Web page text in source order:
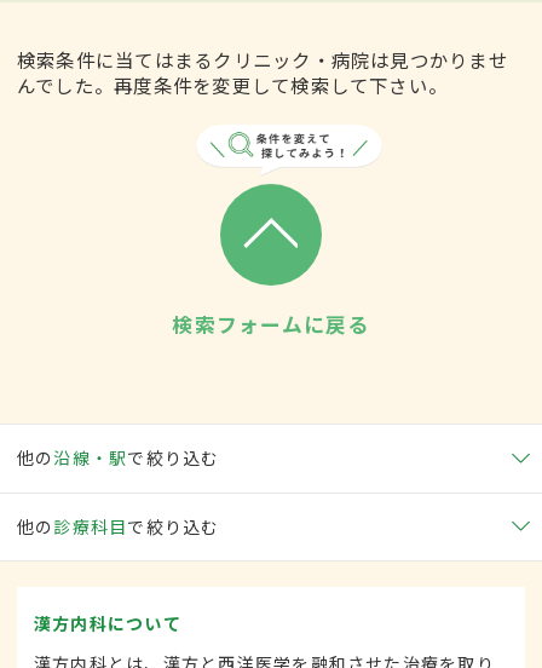
検索条件に当てはまるクリニック・病院は見つかりませ
んでした。再度条件を変更して検索して下さい。
検索フォームに戻る
他の沿線・駅で絞り込む
他の 診療科目で絞り込む
漢方内科について